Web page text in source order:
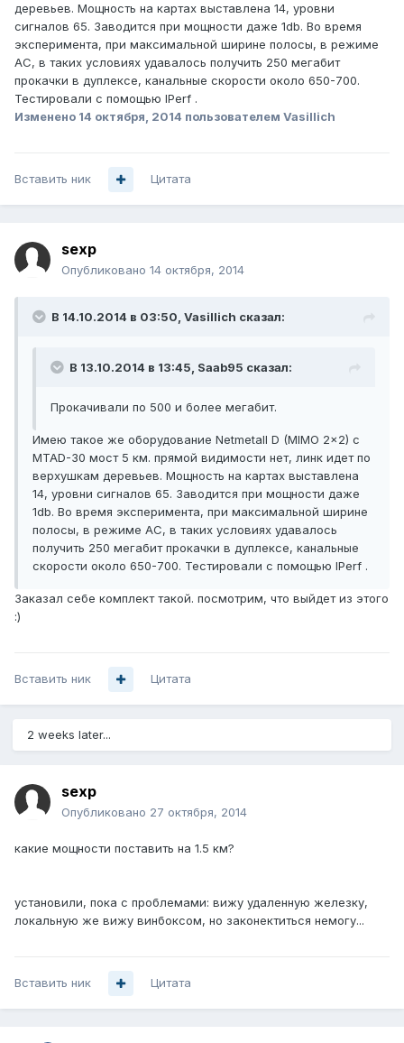
деревьев. Мощность на картах выставлена 14, уровни
сигналов 65. Заводится при мощности даже 1db. Во время
эксперимента, при максимальной ширине полосы, в режиме
AC, в таких условиях удавалось получить 250 мегабит
прокачки в дуплексе, канальные скорости около 650-700.
Тестировали с помощью IPerf .
Изменено 14 октября, 2014 пользователем Vasillich
Вставить ник Цитата
sexp
Опубликовано 14 октября, 2014
В 14.10.2014 в 03:50, Vasillich сказал:
В 13.10.2014 в 13:45, Saab95 сказал:
Прокачивали по 500 и более мегабит.
Имею такое же оборудование Netmetall D (MIMO 2x2) с
MTAD-30 мост 5 км. прямой видимости нет, линк идет по
верхушкам деревьев. Мощность на картах выставлена
14, уровни сигналов 65. Заводится при мощности даже
1db. Во время эксперимента, при максимальной ширине
полосы, в режиме AC, в таких условиях удавалось
получить 250 мегабит прокачки в дуплексе, канальные
скорости около 650-700. Тестировали с помощью IPerf .
Заказал себе комплект такой. посмотрим, что выйдет из этого
:)
Вставить ник Цитата
2 weeks later...
sexp
Опубликовано 27 октября, 2014
какие мощности поставить на 1.5 км?
установили, пока с проблемами: вижу удаленную железку,
локальную же вижу винбоксом, но законектиться немогу...
Вставить ник Цитата